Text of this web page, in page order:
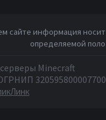
сайте информация
определяемой
Minecraft
320595800007700